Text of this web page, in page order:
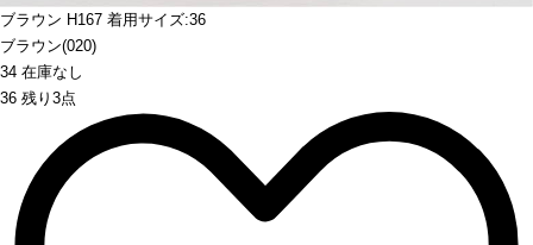
ブラウン H167 着用サイズ:36
ブラウン(020)
34 在庫なし
36 残り3点